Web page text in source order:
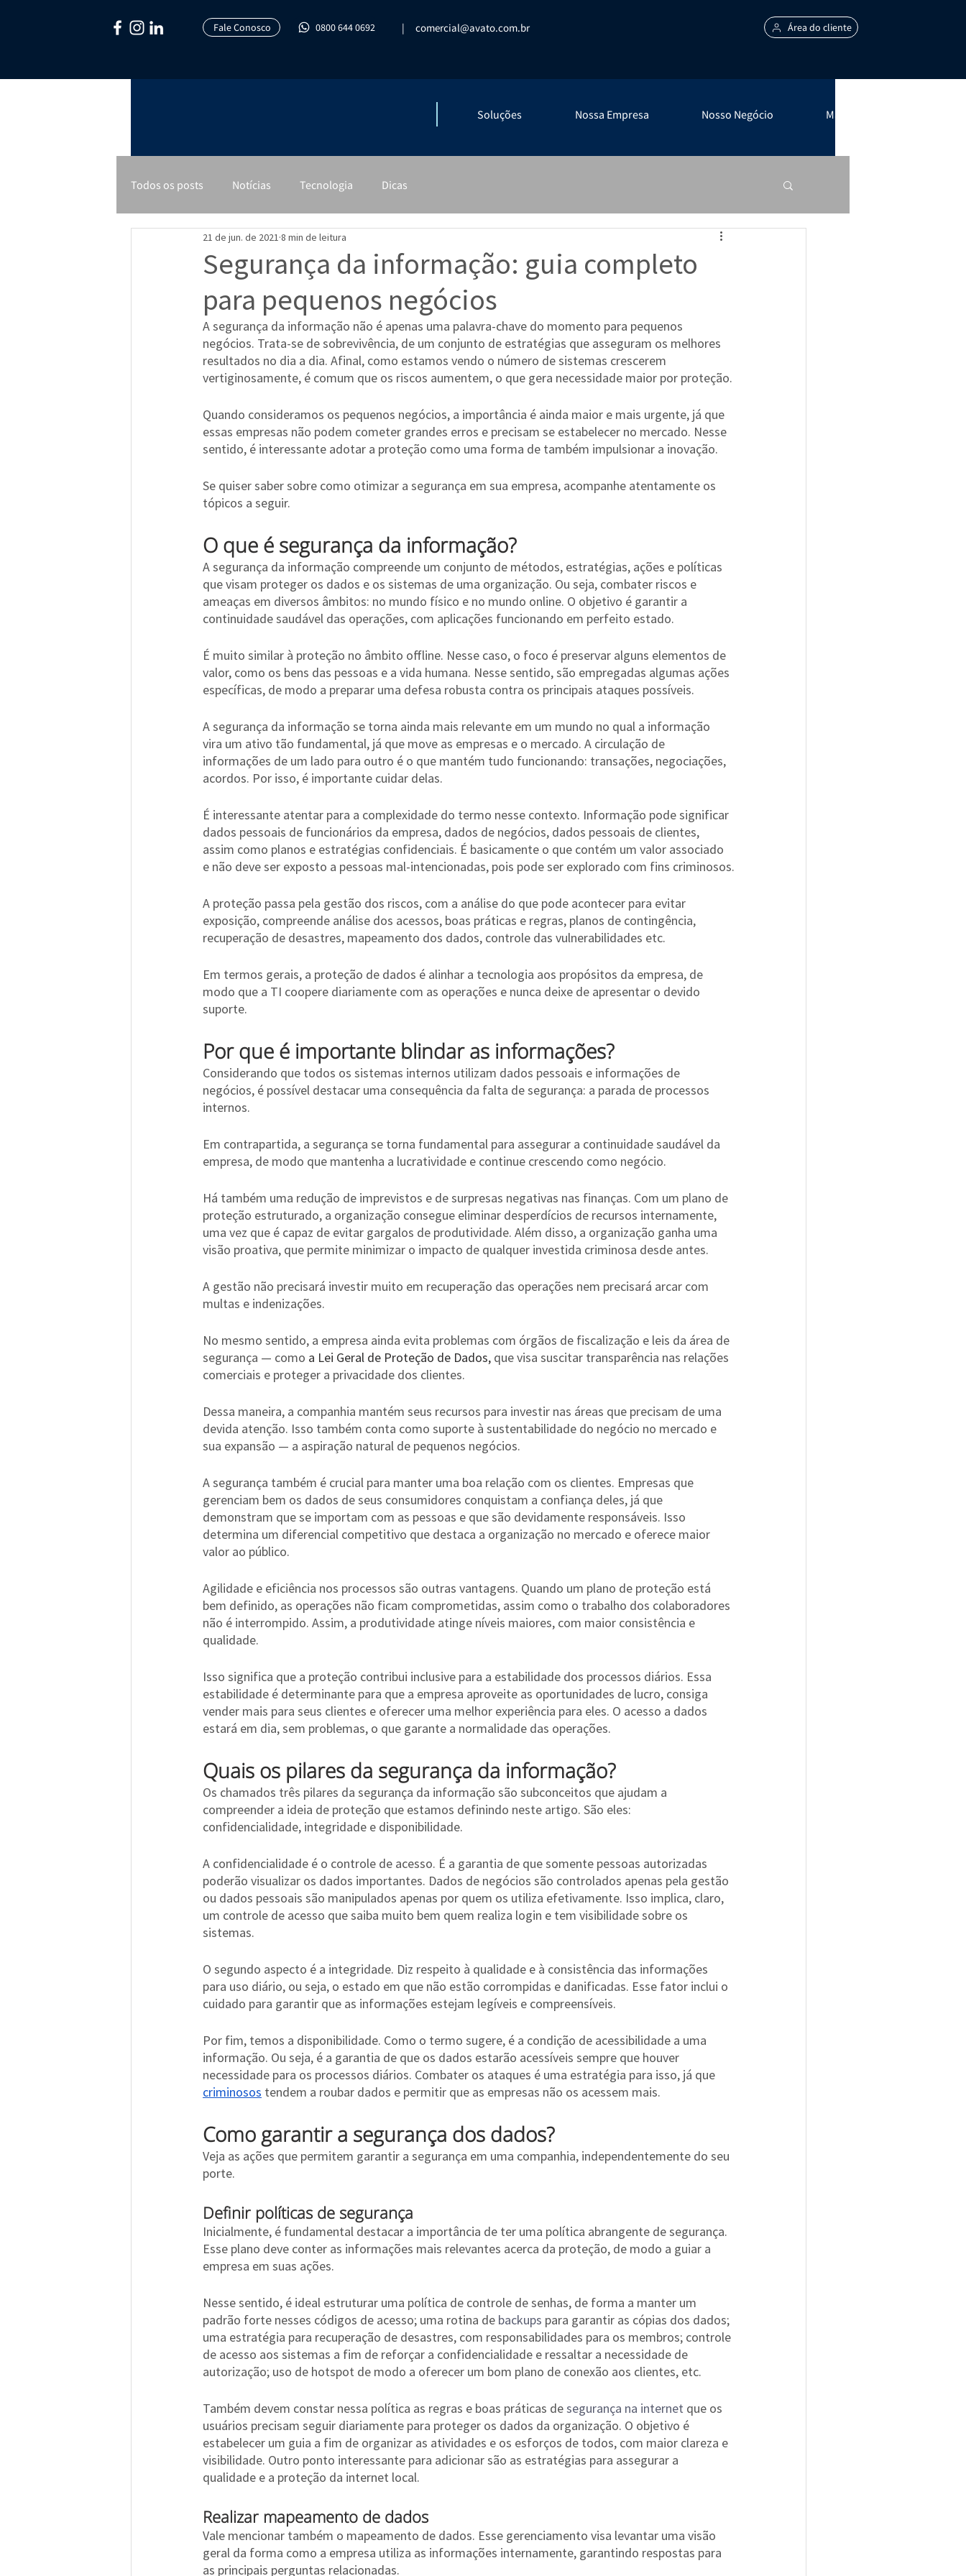
Fale Conosco 0800 644 0692 | comercial@avato.com.br Área do cliente
Soluções Nossa Empresa Nosso Negócio Mais +
Todos os posts Notícias Tecnologia Dicas
Segurança da informação: guia completo
para pequenos negócios
21 de jun. de 2021 8 min de leitura
A segurança da informação não é apenas uma palavra-chave do momento para pequenos
negócios. Trata-se de sobrevivência, de um conjunto de estratégias que asseguram os melhores
resultados no dia a dia. Afinal, como estamos vendo o número de sistemas crescerem
vertiginosamente, é comum que os riscos aumentem, o que gera necessidade maior por proteção.
Quando consideramos os pequenos negócios, a importância é ainda maior e mais urgente, já que
essas empresas não podem cometer grandes erros e precisam se estabelecer no mercado. Nesse
sentido, é interessante adotar a proteção como uma forma de também impulsionar a inovação.
Se quiser saber sobre como otimizar a segurança em sua empresa, acompanhe atentamente os
tópicos a seguir.
O que é segurança da informação?
A segurança da informação compreende um conjunto de métodos, estratégias, ações e políticas
que visam proteger os dados e os sistemas de uma organização. Ou seja, combater riscos e
ameaças em diversos âmbitos: no mundo físico e no mundo online. O objetivo é garantir a
continuidade saudável das operações, com aplicações funcionando em perfeito estado.
É muito similar à proteção no âmbito offline. Nesse caso, o foco é preservar alguns elementos de
valor, como os bens das pessoas e a vida humana. Nesse sentido, são empregadas algumas ações
específicas, de modo a preparar uma defesa robusta contra os principais ataques possíveis.
A segurança da informação se torna ainda mais relevante em um mundo no qual a informação
vira um ativo tão fundamental, já que move as empresas e o mercado. A circulação de
informações de um lado para outro é o que mantém tudo funcionando: transações, negociações,
acordos. Por isso, é importante cuidar delas.
É interessante atentar para a complexidade do termo nesse contexto. Informação pode significar
dados pessoais de funcionários da empresa, dados de negócios, dados pessoais de clientes,
assim como planos e estratégias confidenciais. É basicamente o que contém um valor associado
e não deve ser exposto a pessoas mal-intencionadas, pois pode ser explorado com fins criminosos.
A proteção passa pela gestão dos riscos, com a análise do que pode acontecer para evitar
exposição, compreende análise dos acessos, boas práticas e regras, planos de contingência,
recuperação de desastres, mapeamento dos dados, controle das vulnerabilidades etc.
Em termos gerais, a proteção de dados é alinhar a tecnologia aos propósitos da empresa, de
modo que a TI coopere diariamente com as operações e nunca deixe de apresentar o devido
suporte.
Por que é importante blindar as informações?
Considerando que todos os sistemas internos utilizam dados pessoais e informações de
negócios, é possível destacar uma consequência da falta de segurança: a parada de processos
internos.
Em contrapartida, a segurança se torna fundamental para assegurar a continuidade saudável da
empresa, de modo que mantenha a lucratividade e continue crescendo como negócio.
Há também uma redução de imprevistos e de surpresas negativas nas finanças. Com um plano de
proteção estruturado, a organização consegue eliminar desperdícios de recursos internamente,
uma vez que é capaz de evitar gargalos de produtividade. Além disso, a organização ganha uma
visão proativa, que permite minimizar o impacto de qualquer investida criminosa desde antes.
A gestão não precisará investir muito em recuperação das operações nem precisará arcar com
multas e indenizações.
No mesmo sentido, a empresa ainda evita problemas com órgãos de fiscalização e leis da área de
segurança — como a Lei Geral de Proteção de Dados, que visa suscitar transparência nas relações
comerciais e proteger a privacidade dos clientes.
Dessa maneira, a companhia mantém seus recursos para investir nas áreas que precisam de uma
devida atenção. Isso também conta como suporte à sustentabilidade do negócio no mercado e
sua expansão — a aspiração natural de pequenos negócios.
A segurança também é crucial para manter uma boa relação com os clientes. Empresas que
gerenciam bem os dados de seus consumidores conquistam a confiança deles, já que
demonstram que se importam com as pessoas e que são devidamente responsáveis. Isso
determina um diferencial competitivo que destaca a organização no mercado e oferece maior
valor ao público.
Agilidade e eficiência nos processos são outras vantagens. Quando um plano de proteção está
bem definido, as operações não ficam comprometidas, assim como o trabalho dos colaboradores
não é interrompido. Assim, a produtividade atinge níveis maiores, com maior consistência e
qualidade.
Isso significa que a proteção contribui inclusive para a estabilidade dos processos diários. Essa
estabilidade é determinante para que a empresa aproveite as oportunidades de lucro, consiga
vender mais para seus clientes e oferecer uma melhor experiência para eles. O acesso a dados
estará em dia, sem problemas, o que garante a normalidade das operações.
Quais os pilares da segurança da informação?
Os chamados três pilares da segurança da informação são subconceitos que ajudam a
compreender a ideia de proteção que estamos definindo neste artigo. São eles:
confidencialidade, integridade e disponibilidade.
A confidencialidade é o controle de acesso. É a garantia de que somente pessoas autorizadas
poderão visualizar os dados importantes. Dados de negócios são controlados apenas pela gestão
ou dados pessoais são manipulados apenas por quem os utiliza efetivamente. Isso implica, claro,
um controle de acesso que saiba muito bem quem realiza login e tem visibilidade sobre os
sistemas.
O segundo aspecto é a integridade. Diz respeito à qualidade e à consistência das informações
para uso diário, ou seja, o estado em que não estão corrompidas e danificadas. Esse fator inclui o
cuidado para garantir que as informações estejam legíveis e compreensíveis.
Por fim, temos a disponibilidade. Como o termo sugere, é a condição de acessibilidade a uma
informação. Ou seja, é a garantia de que os dados estarão acessíveis sempre que houver
necessidade para os processos diários. Combater os ataques é uma estratégia para isso, já que
criminosos tendem a roubar dados e permitir que as empresas não os acessem mais.
Como garantir a segurança dos dados?
Veja as ações que permitem garantir a segurança em uma companhia, independentemente do seu
porte.
Definir políticas de segurança
Inicialmente, é fundamental destacar a importância de ter uma política abrangente de segurança.
Esse plano deve conter as informações mais relevantes acerca da proteção, de modo a guiar a
empresa em suas ações.
Nesse sentido, é ideal estruturar uma política de controle de senhas, de forma a manter um
padrão forte nesses códigos de acesso; uma rotina de backups para garantir as cópias dos dados;
uma estratégia para recuperação de desastres, com responsabilidades para os membros; controle
de acesso aos sistemas a fim de reforçar a confidencialidade e ressaltar a necessidade de
autorização; uso de hotspot de modo a oferecer um bom plano de conexão aos clientes, etc.
Também devem constar nessa política as regras e boas práticas de segurança na internet que os
usuários precisam seguir diariamente para proteger os dados da organização. O objetivo é
estabelecer um guia a fim de organizar as atividades e os esforços de todos, com maior clareza e
visibilidade. Outro ponto interessante para adicionar são as estratégias para assegurar a
qualidade e a proteção da internet local.
Realizar mapeamento de dados
Vale mencionar também o mapeamento de dados. Esse gerenciamento visa levantar uma visão
geral da forma como a empresa utiliza as informações internamente, garantindo respostas para
as principais perguntas relacionadas.